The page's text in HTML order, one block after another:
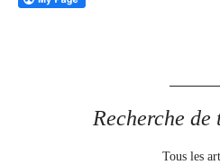
Recherche de
Tous les